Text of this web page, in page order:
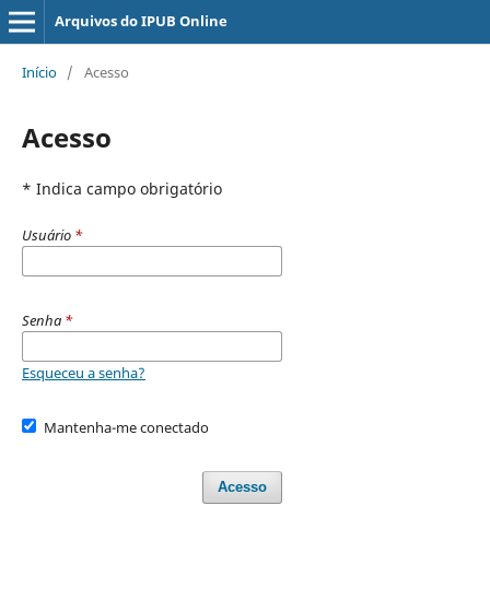
Arquivos do IPUB Online
Início / Acesso
Acesso
* Indica campo obrigatório
Usuário *
Senha *
Esqueceu a senha?
Mantenha-me conectado
Acesso